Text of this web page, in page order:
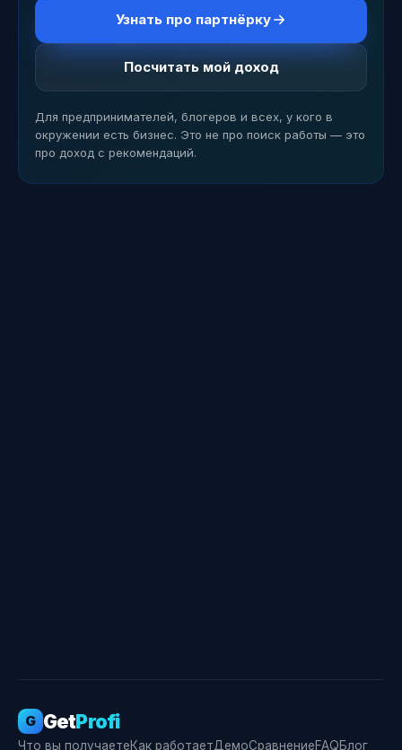
Узнать про партнёрку
Посчитать мой доход
Для предпринимателей, блогеров и всех, у кого в
окружении есть бизнес. Это не про поиск работы — это
про доход с рекомендаций.
G GetProfi
Что вы получаетеКак работаетДемоСравнениеFAQБлог